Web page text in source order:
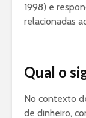
1998) e
relacionadas
Qual o
No contexto
de dinheiro,